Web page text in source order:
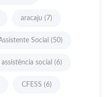
aracaju (7)
Social (50)
assistência social (6)
CFESS (6)